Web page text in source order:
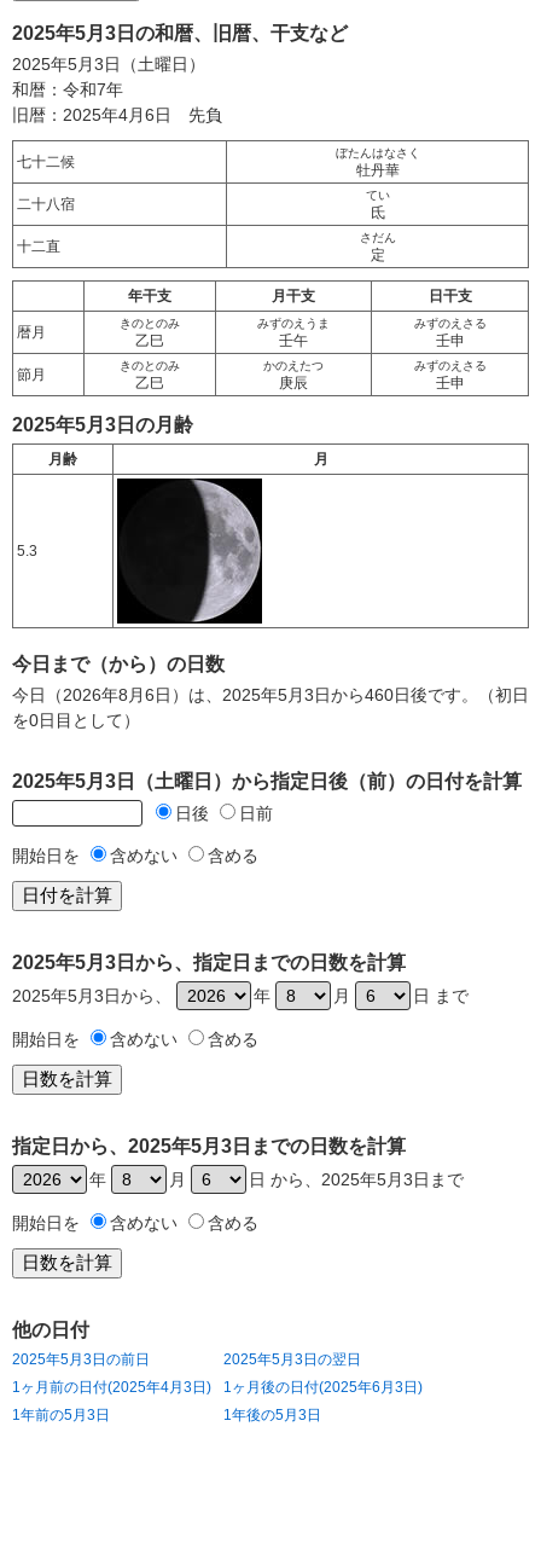
2025年5月3日の和暦、旧暦、干支など
2025年5月3日（土曜日）
和暦：令和7年
旧暦：2025年4月6日 先負
七十二候
ぼたんはなさく
牡丹華
二十八宿
てい
氐
十二直
さだん
定
年干支 月干支 日干支
暦月
きのとのみ
乙巳
みずのえうま
壬午
みずのえさる
壬申
節月
きのとのみ
乙巳
かのえたつ
庚辰
みずのえさる
壬申
2025年5月3日の月齢
月齢 月
5.3
今日まで（から）の日数
今日（2026年8月6日）は、2025年5月3日から460日後です。（初日
を0日目として）
2025年5月3日（土曜日）から指定日後（前）の日付を計算
日後 日前
開始日を 含めない 含める
2025年5月3日から、指定日までの日数を計算
2025年5月3日から、 年 月 日 まで
開始日を 含めない 含める
指定日から、2025年5月3日までの日数を計算
年 月 日 から、2025年5月3日まで
開始日を 含めない 含める
他の日付
2025年5月3日の前日
2025年5月3日の翌日
1ヶ月前の日付(2025年4月3日)
1ヶ月後の日付(2025年6月3日)
1年前の5月3日
1年後の5月3日